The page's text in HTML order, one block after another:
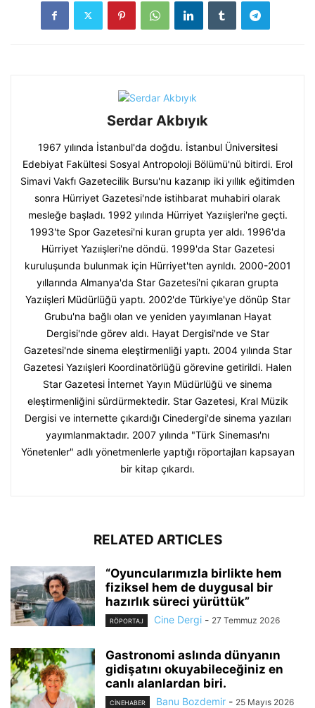
Serdar Akbıyık
1967 yılında İstanbul'da doğdu. İstanbul Üniversitesi
Edebiyat Fakültesi Sosyal Antropoloji Bölümü'nü bitirdi. Erol
Simavi Vakfı Gazetecilik Bursu'nu kazanıp iki yıllık eğitimden
sonra Hürriyet Gazetesi'nde istihbarat muhabiri olarak
mesleğe başladı. 1992 yılında Hürriyet Yazıişleri'ne geçti.
1993'te Spor Gazetesi'ni kuran grupta yer aldı. 1996'da
Hürriyet Yazıişleri'ne döndü. 1999'da Star Gazetesi
kuruluşunda bulunmak için Hürriyet'ten ayrıldı. 2000-2001
yıllarında Almanya'da Star Gazetesi'ni çıkaran grupta
Yazıişleri Müdürlüğü yaptı. 2002'de Türkiye'ye dönüp Star
Grubu'na bağlı olan ve yeniden yayımlanan Hayat
Dergisi'nde görev aldı. Hayat Dergisi'nde ve Star
Gazetesi'nde sinema eleştirmenliği yaptı. 2004 yılında Star
Gazetesi Yazıişleri Koordinatörlüğü görevine getirildi. Halen
Star Gazetesi İnternet Yayın Müdürlüğü ve sinema
eleştirmenliğini sürdürmektedir. Star Gazetesi, Kral Müzik
Dergisi ve internette çıkardığı Cinedergi'de sinema yazıları
yayımlanmaktadır. 2007 yılında "Türk Sineması'nı
Yönetenler" adlı yönetmenlerle yaptığı röportajları kapsayan
bir kitap çıkardı.
RELATED ARTICLES
“Oyuncularımızla birlikte hem
fiziksel hem de duygusal bir
hazırlık süreci yürüttük”
RÖPORTAJ Cine Dergi - 27 Temmuz 2026
Gastronomi aslında dünyanın
gidişatını okuyabileceğiniz en
canlı alanlardan biri.
CINEHABER Banu Bozdemir - 25 Mayıs 2026